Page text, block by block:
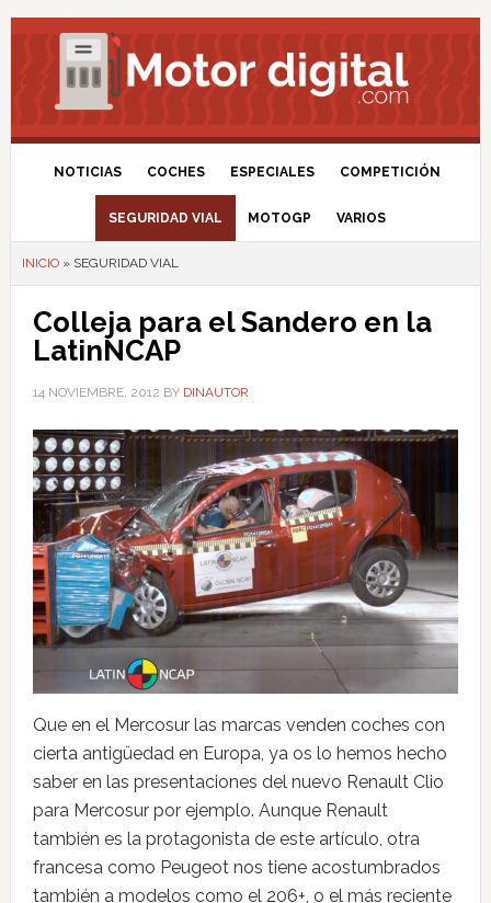
NOTICIAS COCHES ESPECIALES COMPETICIÓN
SEGURIDAD VIAL MOTOGP VARIOS
INICIO» SEGURIDAD VIAL
Colleja para el Sandero en la
LatinNCAP
14 NOVIEMBRE, 2012 BY DINAUTOR
Que en el Mercosur las marcas venden coches con
cierta antigüedad en Europa, ya os lo hemos hecho
saber en las presentaciones del nuevo Renault Clio
para Mercosur por ejemplo. Aunque Renault
también es la protagonista de este artículo, otra
francesa como Peugeot nos tiene acostumbrados
también a modelos como el 206+, o el más reciente